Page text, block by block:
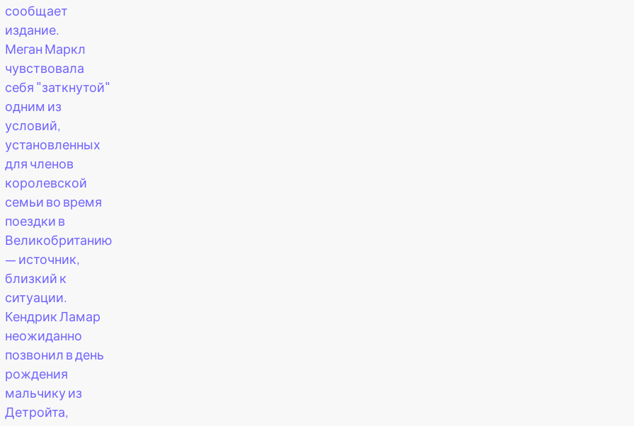
сообщает
издание.
Меган Маркл
чувствовала
себя "заткнутой"
одним из
условий,
установленных
для членов
королевской
семьи во время
поездки в
Великобританию
— источник,
близкий к
ситуации.
Кендрик Ламар
неожиданно
позвонил в день
рождения
мальчику из
Детройта,